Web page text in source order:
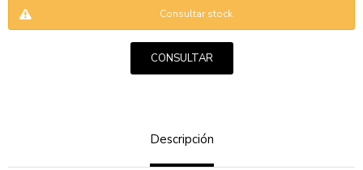
Consultar stock
CONSULTAR
Descripción